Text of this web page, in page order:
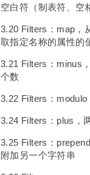
空白符（制表符、空
3.20 Filters：map，
取指定名称的属性的
3.21 Filters：minus
个数
3.22 Filters：
3.24 Filters：plus，
3.25 Filters：
附加另一个字符串